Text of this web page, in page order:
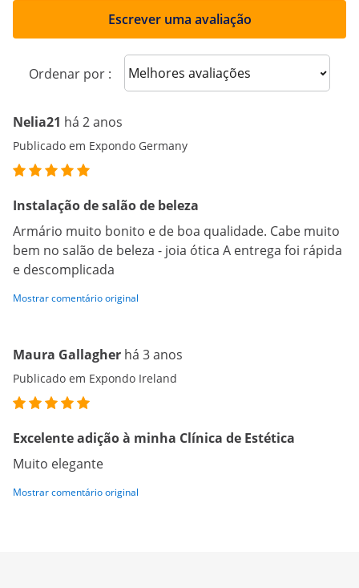
Escrever uma avaliação
Ordenar por : Sort reviews
Nelia21 há 2 anos
Publicado em Expondo Germany
Instalação de salão de beleza
Armário muito bonito e de boa qualidade. Cabe muito
bem no salão de beleza - joia ótica A entrega foi rápida
e descomplicada
Mostrar comentário original
Maura Gallagher há 3 anos
Publicado em Expondo Ireland
Excelente adição à minha Clínica de Estética
Muito elegante
Mostrar comentário original